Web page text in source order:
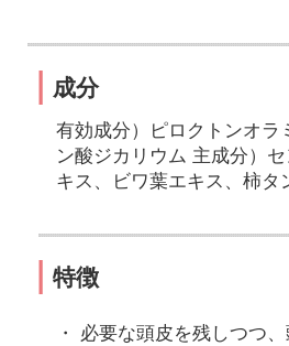
成分
有効成分）ピロクトンオラ
ン酸ジカリウム 主成分）
キス、ビワ葉エキス、柿タ
特徴
必要な頭皮を残しつつ